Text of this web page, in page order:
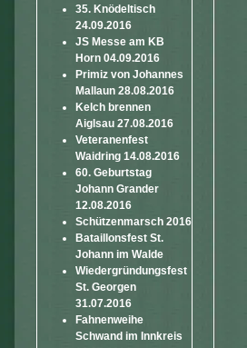
35. Knödeltisch
24.09.2016
JS Messe am KB
Horn 04.09.2016
Primiz von Johannes
Mallaun 28.08.2016
Kelch brennen
Aiglsau 27.08.2016
Veteranenfest
Waidring 14.08.2016
60. Geburtstag
Johann Grander
12.08.2016
Schützenmarsch 2016
Bataillonsfest St.
Johann im Walde
Wiedergründungsfest
St. Georgen
31.07.2016
Fahnenweihe
Schwand im Innkreis